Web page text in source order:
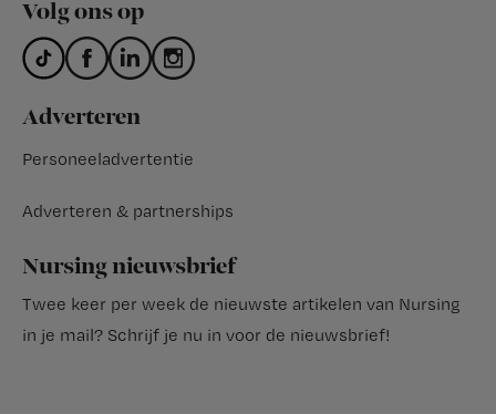
Volg ons op
Adverteren
Personeeladvertentie
Adverteren & partnerships
Nursing nieuwsbrief
Twee keer per week de nieuwste artikelen van Nursing
in je mail? Schrijf je nu in voor de nieuwsbrief!